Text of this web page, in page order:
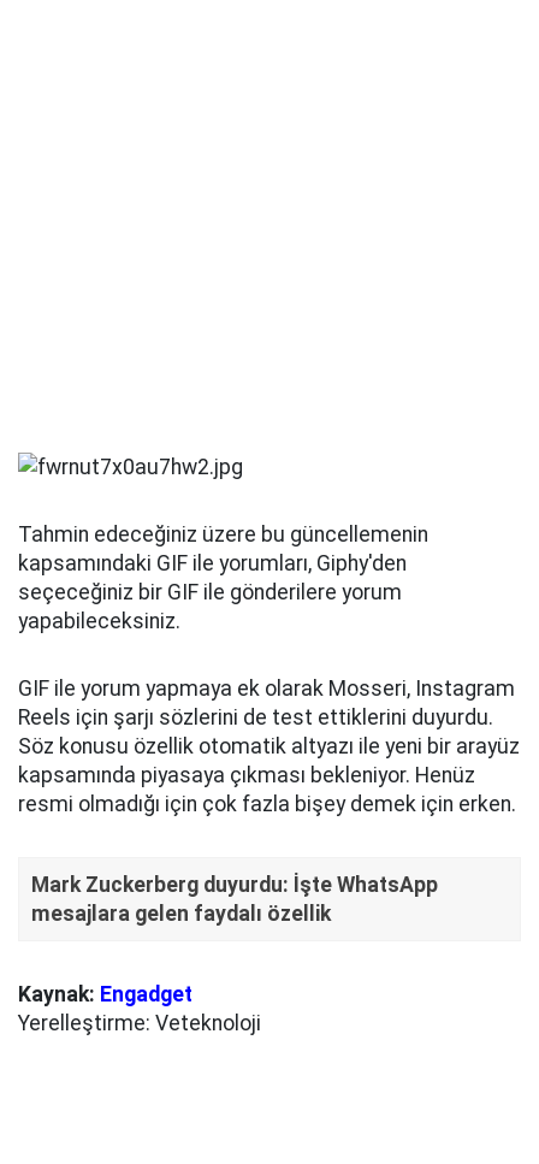
Tahmin edeceğiniz üzere bu güncellemenin
kapsamındaki GIF ile yorumları, Giphy'den
seçeceğiniz bir GIF ile gönderilere yorum
yapabileceksiniz.
GIF ile yorum yapmaya ek olarak Mosseri, Instagram
Reels için şarjı sözlerini de test ettiklerini duyurdu.
Söz konusu özellik otomatik altyazı ile yeni bir arayüz
kapsamında piyasaya çıkması bekleniyor. Henüz
resmi olmadığı için çok fazla bişey demek için erken.
Mark Zuckerberg duyurdu: İşte WhatsApp
mesajlara gelen faydalı özellik
Kaynak: Engadget
Yerelleştirme: Veteknoloji